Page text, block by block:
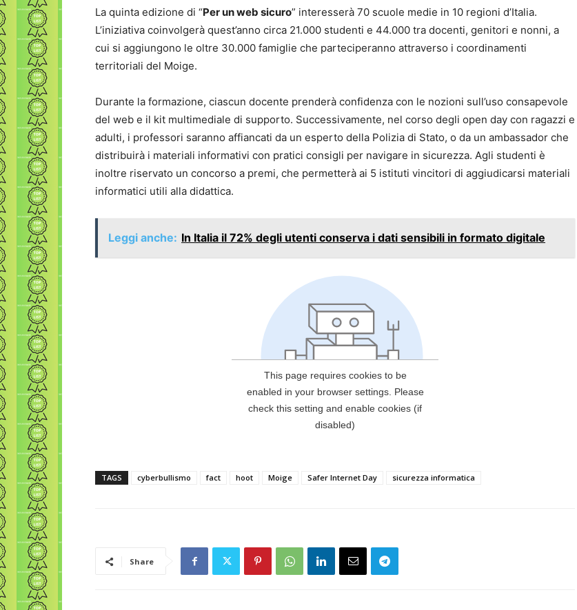
La quinta edizione di “Per un web sicuro” interesserà 70 scuole medie in 10 regioni d’Italia.
L’iniziativa coinvolgerà quest’anno circa 21.000 studenti e 44.000 tra docenti, genitori e nonni, a
cui si aggiungono le oltre 30.000 famiglie che parteciperanno attraverso i coordinamenti
territoriali del Moige.
Durante la formazione, ciascun docente prenderà confidenza con le nozioni sull’uso consapevole
del web e il kit multimediale di supporto. Successivamente, nel corso degli open day con ragazzi e
adulti, i professori saranno affiancati da un esperto della Polizia di Stato, o da un ambassador che
distribuirà i materiali informativi con pratici consigli per navigare in sicurezza. Agli studenti è
inoltre riservato un concorso a premi, che permetterà ai 5 istituti vincitori di aggiudicarsi materiali
informatici utili alla didattica.
Leggi anche: In Italia il 72% degli utenti conserva i dati sensibili in formato digitale
TAGS cyberbullismo fact hoot Moige Safer Internet Day sicurezza informatica
Share